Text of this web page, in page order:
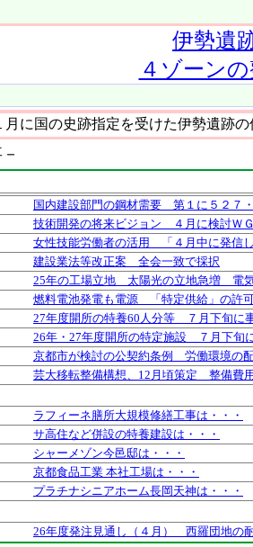
伊勢遺
４ゾーン
に国の史跡指定を受けた伊勢遺跡
国内建設部門の鋼材需要 第１に５２７
技術開発の将来ビジョン ４月に検討Ｗ
女性技能労働者の活用 「４月中に発信
建設業法等改正案 全会一致で採択
25年の工場立地 太陽光の立地急増 電
燃料電池発電も電源 「特定供給」の許
27年度開所の特養60人分等 ７月下旬に
26年・27年度開所の特定施設 ７月下旬
京都市が検討の公契約条例 労働環境の
芸大移転整備構想、12月頃策定 整備費
ラフィーネ膳所大規模修繕工事は・・・
サ高住など併設の特養建設は・・・
シャーメゾン今邑邸は・・・
京都食品工業 本社工場は・・・
プラチナシニアホーム長岡天神は・・・
26年度発注見通し（４月） 西羅団地の